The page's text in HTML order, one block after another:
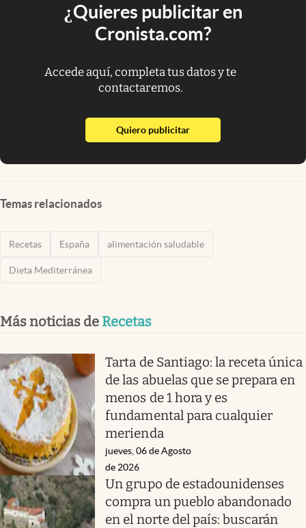
¿Quieres publicitar en
Cronista.com?
Accede aquí, completa tus datos y te
contactaremos.
Quiero publicitarabre en nueva pestaña
Temas relacionados
Recetas España alimentación saludable
Dieta Mediterránea
Más noticias de Recetas
Tarta de Santiago: la receta única
de las abuelas que se prepara en
menos de 1 hora y es
fundamental para cualquier
merienda
jueves, 06 de Agosto
de 2026
Un grupo de estadounidenses
compra un pueblo abandonado
en el norte del país: buscarán